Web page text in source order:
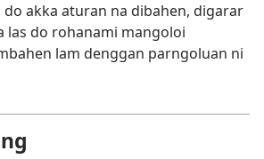
do akka aturan na dibahen, digarar
las do rohanami mangoloi
lam denggan parngoluan ni